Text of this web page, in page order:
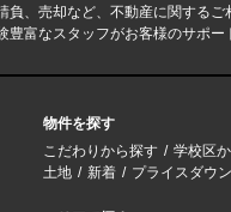
、売却など、不動産に関する
富なスタッフがお客様のサポー
物件を探す
こだわりから探す
学校区
土地
新着 プライスダウン